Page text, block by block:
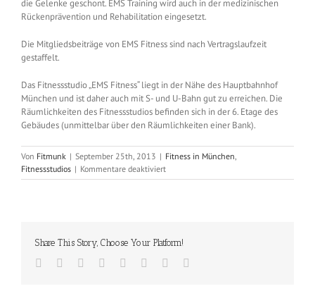
die Gelenke geschont. EMS Training wird auch in der medizinischen
Rückenprävention und Rehabilitation eingesetzt.
Die Mitgliedsbeiträge von EMS Fitness sind nach Vertragslaufzeit
gestaffelt.
Das Fitnessstudio „EMS Fitness“ liegt in der Nähe des Hauptbahnhof
München und ist daher auch mit S- und U-Bahn gut zu erreichen. Die
Räumlichkeiten des Fitnessstudios befinden sich in der 6. Etage des
Gebäudes (unmittelbar über den Räumlichkeiten einer Bank).
Von Fitmunk | September 25th, 2013 | Fitness in München,
Fitnessstudios | Kommentare deaktiviertfür
EMS
25)
Share This Story, Choose Your Platform!
Facebook
TwitterReddit LinkedIn
TumblrPinterest